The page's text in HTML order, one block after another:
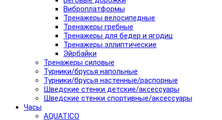
Виброплатформы
Тренажеры велосипедные
Тренажеры гребные
Тренажеры для бедер и ягодиц
Тренажеры эллиптические
Эйрбайки
Тренажеры силовые
Турники/брусья напольные
Турники/брусья настенные/распорные
Шведские стенки детские/аксессуары
Шведские стенки спортивные/аксессуары
Часы
AQUATICO